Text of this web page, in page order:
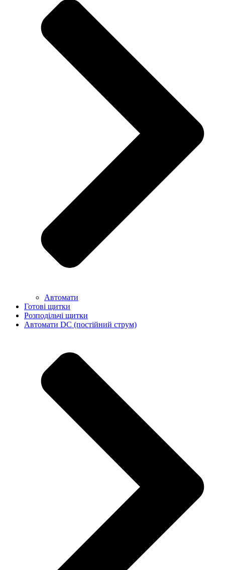
Автомати
Готові щитки
Розподільчі щитки
Автомати DC (постійний струм)